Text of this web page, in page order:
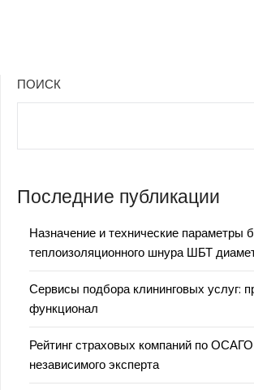
ПОИСК
Последние публикации
Назначение и технические параметры
теплоизоляционного шнура ШБТ
Сервисы подбора клининговых услуг:
функционал
Рейтинг страховых компаний по
независимого эксперта